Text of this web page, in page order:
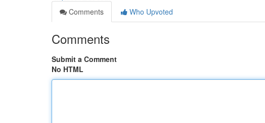
Comments
Who Upvoted
Comments
Submit a Comment
No HTML